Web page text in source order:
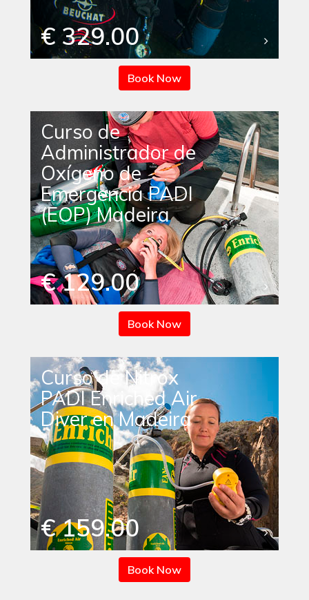
€ 329.00
Book Now
Curso de
Administrador de
Oxígeno de
Emergencia PADI
(EOP) Madeira
€ 129.00
Book Now
Curso de Nitrox
PADI Enriched Air
Diver en Madeira
€ 159.00
Book Now